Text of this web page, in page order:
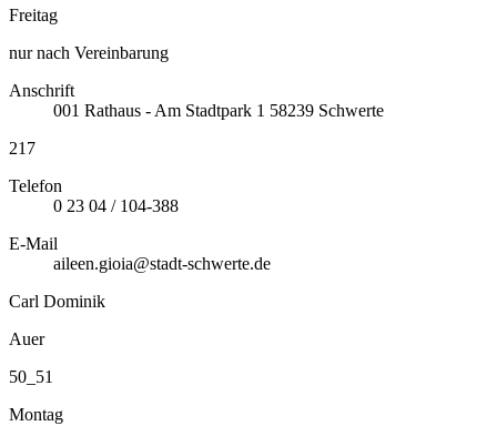
Freitag
nur nach Vereinbarung
Anschrift
001 Rathaus - Am Stadtpark 1 58239 Schwerte
217
Telefon
0 23 04 / 104-388
E-Mail
aileen.gioia@stadt-schwerte.de
Carl Dominik
Auer
50_51
Montag